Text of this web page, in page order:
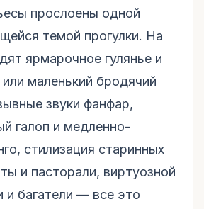
прослоены одной
темой прогулки. На
ярмарочное гулянье и
или маленький бродячий
звуки фанфар,
галоп и медленно-
стилизация старинных
и пасторали, виртуозной
и багатели — все это